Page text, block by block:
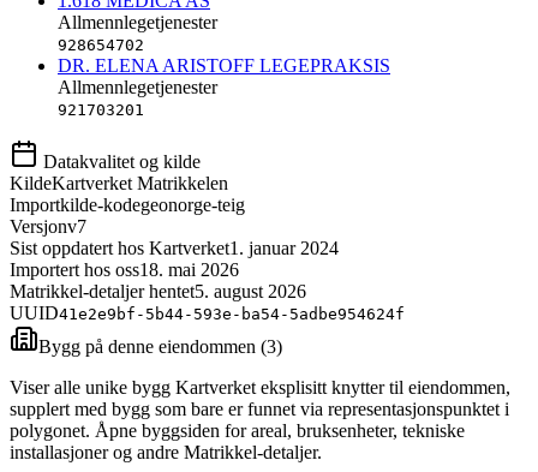
Allmennlegetjenester
928654702
DR. ELENA ARISTOFF LEGEPRAKSIS
Allmennlegetjenester
921703201
Datakvalitet og kilde
KildeKartverket Matrikkelen
Importkilde-kodegeonorge-teig
Versjonv7
Sist oppdatert hos Kartverket1. januar 2024
Importert hos oss18. mai 2026
Matrikkel-detaljer hentet5. august 2026
UUID41e2e9bf-5b44-593e-ba54-5adbe954624f
Bygg på denne eiendommen (3)
Viser alle unike bygg Kartverket eksplisitt knytter til eiendommen,
supplert med bygg som bare er funnet via representasjonspunktet i
polygonet. Åpne byggsiden for areal, bruksenheter, tekniske
installasjoner og andre Matrikkel-detaljer.